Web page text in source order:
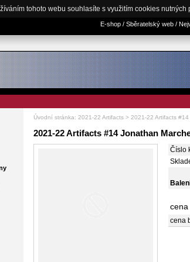
tohoto webu souhlasíte s využitím cookies nutných
E-shop / Sběratelský web /
Úvodní stránka: 2021-22 Artifacts > 2021-22 Artifacts
2021-22 Artifacts #14 Jonathan
Číslo
cena
cena